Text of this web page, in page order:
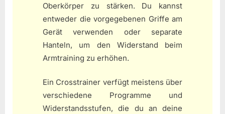
Oberkörper zu stärken. Du kannst
entweder die vorgegebenen Griffe am
Gerät verwenden oder separate
Hanteln, um den Widerstand beim
Armtraining zu erhöhen.
Ein Crosstrainer verfügt meistens über
verschiedene Programme und
Widerstandsstufen, die du an deine